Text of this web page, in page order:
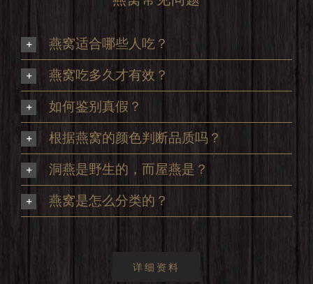
燕窝适合哪些人吃？
燕窝吃多久才有效？
如何鉴别真假？
根据燕窝的颜色判断品质吗？
洞燕是野生的，而屋燕是？
燕窝是怎么分类的？
详细资料